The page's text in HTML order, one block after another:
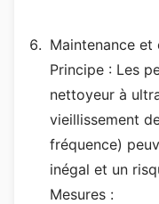
Maintenance
Principe : Les
nettoyeur à
vieillissement
fréquence)
inégal et un
Mesures :